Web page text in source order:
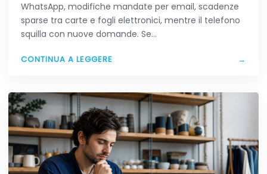
WhatsApp, modifiche mandate per email, scadenze
sparse tra carte e fogli elettronici, mentre il telefono
squilla con nuove domande. Se…
CONTINUA A LEGGERE →